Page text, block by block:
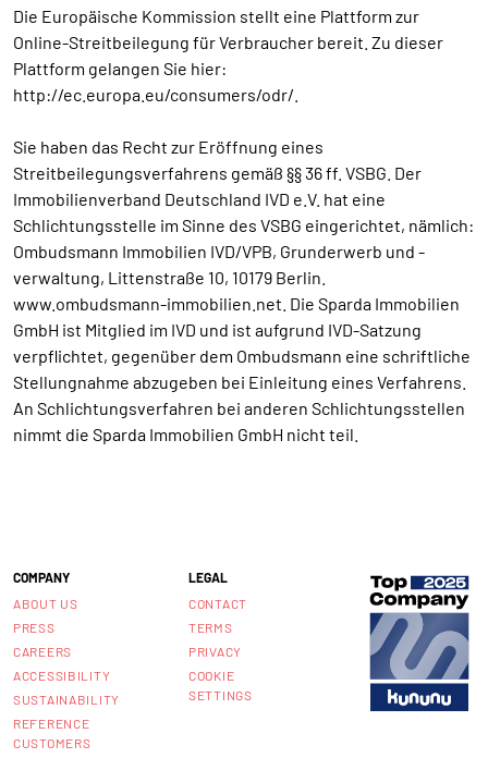
Die Europäische Kommission stellt eine Plattform zur
Online-Streitbeilegung für Verbraucher bereit. Zu dieser
Plattform gelangen Sie hier:
http://ec.europa.eu/consumers/odr/.
Sie haben das Recht zur Eröffnung eines
Streitbeilegungsverfahrens gemäß §§ 36 ff. VSBG. Der
Immobilienverband Deutschland IVD e.V. hat eine
Schlichtungsstelle im Sinne des VSBG eingerichtet, nämlich:
Ombudsmann Immobilien IVD/VPB, Grunderwerb und -
verwaltung, Littenstraße 10, 10179 Berlin.
www.ombudsmann-immobilien.net. Die Sparda Immobilien
GmbH ist Mitglied im IVD und ist aufgrund IVD-Satzung
verpflichtet, gegenüber dem Ombudsmann eine schriftliche
Stellungnahme abzugeben bei Einleitung eines Verfahrens.
An Schlichtungsverfahren bei anderen Schlichtungsstellen
nimmt die Sparda Immobilien GmbH nicht teil.
COMPANY
ABOUT US
PRESS
CAREERS
ACCESSIBILITY
SUSTAINABILITY
REFERENCE
CUSTOMERS
LEGAL
CONTACT
TERMS
PRIVACY
COOKIE
SETTINGS